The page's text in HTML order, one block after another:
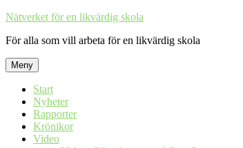
Hoppa
innehåll
Nätverket för en likvärdig skola
För alla som vill arbeta för en likvärdig skola
Meny
Start
Nyheter
Rapporter
Krönikor
Video